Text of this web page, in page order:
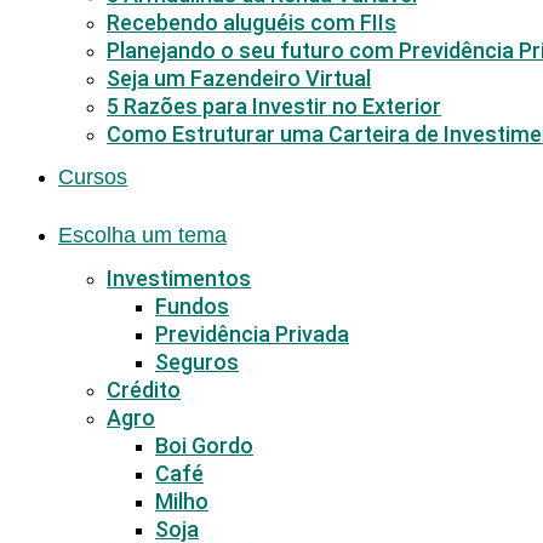
Recebendo aluguéis com FIIs
Planejando o seu futuro com Previdência
Seja um Fazendeiro Virtual
5 Razões para Investir no Exterior
Como Estruturar uma Carteira de
Cursos
Escolha um tema
Investimentos
Fundos
Previdência Privada
Seguros
Crédito
Agro
Boi Gordo
Café
Milho
Soja